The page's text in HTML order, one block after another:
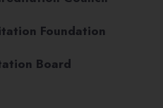
Foundation
Board